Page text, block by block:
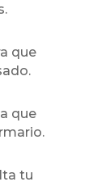
que
que
tu